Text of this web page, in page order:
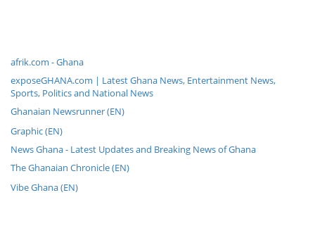
afrik.com - Ghana
exposeGHANA.com | Latest Ghana News, Entertainment News,
Sports, Politics and National News
Ghanaian Newsrunner (EN)
Graphic (EN)
News Ghana - Latest Updates and Breaking News of Ghana
The Ghanaian Chronicle (EN)
Vibe Ghana (EN)